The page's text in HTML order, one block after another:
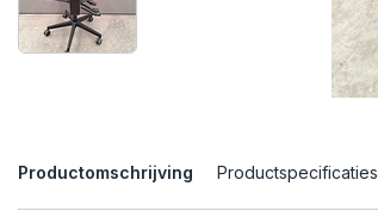
Productomschrijving Productspecificaties